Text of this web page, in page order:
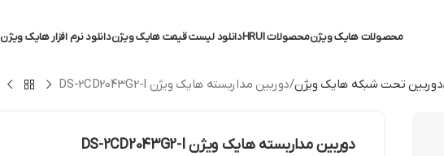
محصولات هایک ویژنمحصولات HRUI دانلود لیست قیمت هایک ویژندانلود نرم افزار هایک ویژن
دوربین تحت شبکه هایک ویژن دوربین مداربسته هایک ویژن DS-2CD2043G2-I
دوربین مداربسته هایک ویژن DS-2CD2043G2-I